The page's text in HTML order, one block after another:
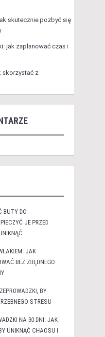
skutecznie pozbyć się
jak zaplanować czas i
skorzystać z
BUTY DO
JE PRZED
JAK
BEZ ZBĘDNEGO
BY
STRESU
NA 30 DNI: JAK
UNIKNĄĆ CHAOSU I